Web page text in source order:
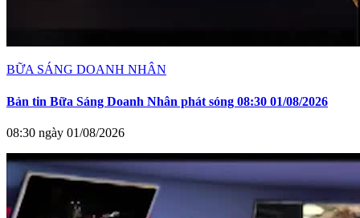
BỮA SÁNG DOANH NHÂN
Bản tin Bữa Sáng Doanh Nhân phát sóng 08:30 01/08/2026
08:30 ngày 01/08/2026